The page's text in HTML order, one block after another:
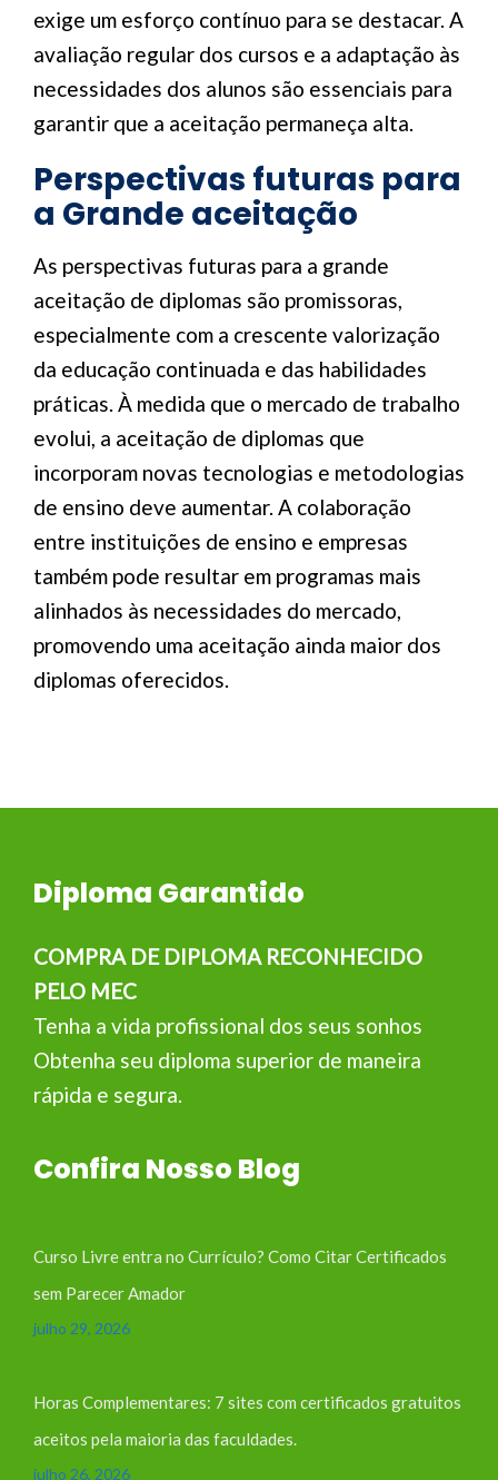
exige um esforço contínuo para se destacar. A
avaliação regular dos cursos e a adaptação às
necessidades dos alunos são essenciais para
garantir que a aceitação permaneça alta.
Perspectivas futuras para
a Grande aceitação
As perspectivas futuras para a grande
aceitação de diplomas são promissoras,
especialmente com a crescente valorização
da educação continuada e das habilidades
práticas. À medida que o mercado de trabalho
evolui, a aceitação de diplomas que
incorporam novas tecnologias e metodologias
de ensino deve aumentar. A colaboração
entre instituições de ensino e empresas
também pode resultar em programas mais
alinhados às necessidades do mercado,
promovendo uma aceitação ainda maior dos
diplomas oferecidos.
Diploma Garantido
COMPRA DE DIPLOMA RECONHECIDO
PELO MEC
Tenha a vida profissional dos seus sonhos
Obtenha seu diploma superior de maneira
rápida e segura.
Confira Nosso Blog
Curso Livre entra no Currículo? Como Citar Certificados
sem Parecer Amador
julho 29, 2026
Horas Complementares: 7 sites com certificados gratuitos
aceitos pela maioria das faculdades.
julho 26, 2026